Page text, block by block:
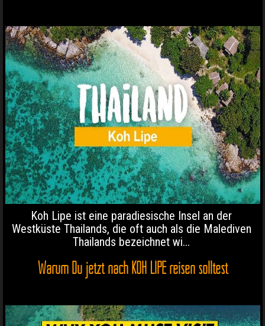
Koh Lipe ist eine paradiesische Insel an der
Westküste Thailands, die oft auch als die Malediven
Thailands bezeichnet wi...
Warum Du jetzt nach KOH LIPE reisen solltest